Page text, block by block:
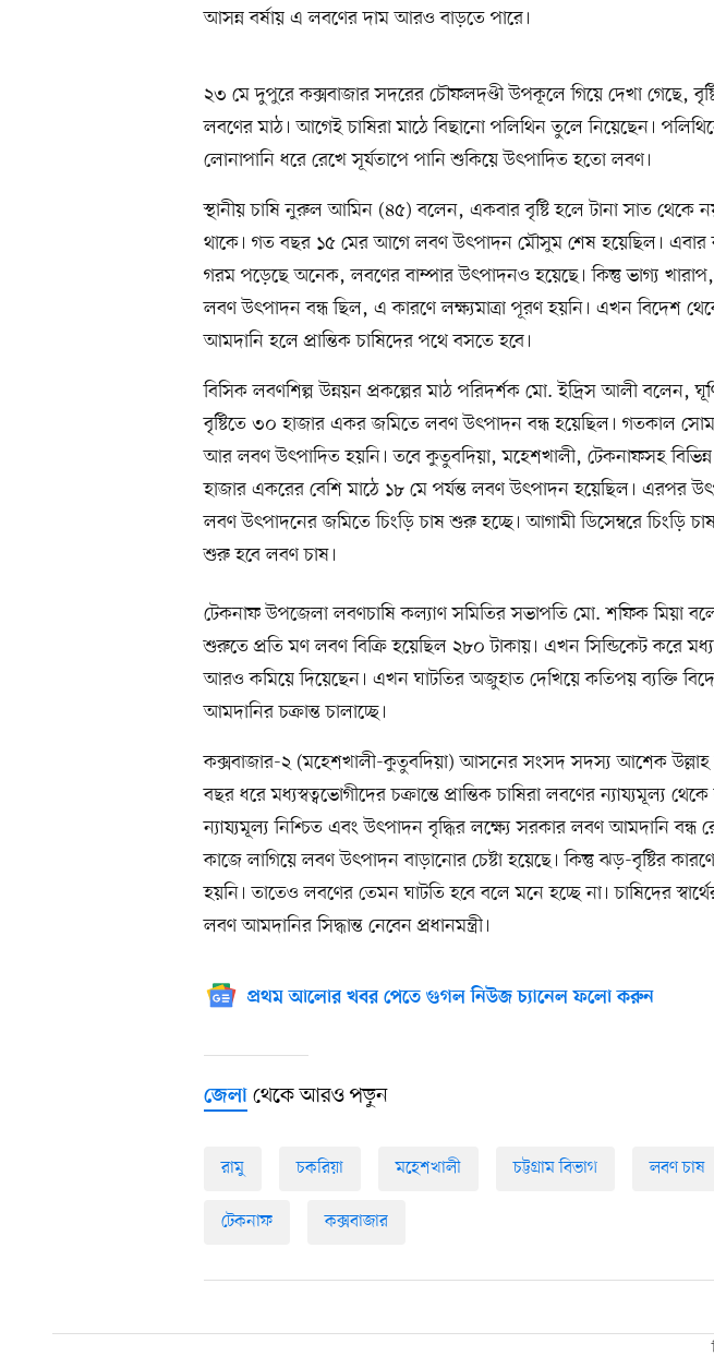
আসন্ন বর্ষায় এ লবণের দাম আরও বাড়তে পারে।
২৩ মে দুপুরে কক্সবাজার সদরের চৌফলদণ্ডী উপকূলে গিয়ে দেখা গেছে,
লবণের মাঠ। আগেই চাষিরা মাঠে বিছানো পলিথিন তুলে নিয়েছেন।
লোনাপানি ধরে রেখে সূর্যতাপে পানি শুকিয়ে উৎপাদিত হতো লবণ।
স্থানীয় চাষি নুরুল আমিন (৪৫) বলেন, একবার বৃষ্টি হলে টানা সাত থেকে
থাকে। গত বছর ১৫ মের আগে লবণ উৎপাদন মৌসুম শেষ হয়েছিল। এবার
গরম পড়েছে অনেক, লবণের বাম্পার উৎপাদনও হয়েছে। কিন্তু ভাগ্য
লবণ উৎপাদন বন্ধ ছিল, এ কারণে লক্ষ্যমাত্রা পূরণ হয়নি। এখন বিদেশ
আমদানি হলে প্রান্তিক চাষিদের পথে বসতে হবে।
বিসিক লবণশিল্প উন্নয়ন প্রকল্পের মাঠ পরিদর্শক মো. ইদ্রিস আলী বলেন,
বৃষ্টিতে ৩০ হাজার একর জমিতে লবণ উৎপাদন বন্ধ হয়েছিল। গতকাল
আর লবণ উৎপাদিত হয়নি। তবে কুতুবদিয়া, মহেশখালী, টেকনাফসহ
হাজার একরের বেশি মাঠে ১৮ মে পর্যন্ত লবণ উৎপাদন হয়েছিল। এরপর
লবণ উৎপাদনের জমিতে চিংড়ি চাষ শুরু হচ্ছে। আগামী ডিসেম্বরে চিংড়ি
শুরু হবে লবণ চাষ।
টেকনাফ উপজেলা লবণচাষি কল্যাণ সমিতির সভাপতি মো. শফিক মিয়া
শুরুতে প্রতি মণ লবণ বিক্রি হয়েছিল ২৮০ টাকায়। এখন সিন্ডিকেট করে
আরও কমিয়ে দিয়েছেন। এখন ঘাটতির অজুহাত দেখিয়ে কতিপয় ব্যক্তি
আমদানির চক্রান্ত চালাচ্ছে।
কক্সবাজার-২ (মহেশখালী-কুতুবদিয়া) আসনের সংসদ সদস্য আশেক
বছর ধরে মধ্যস্বত্বভোগীদের চক্রান্তে প্রান্তিক চাষিরা লবণের ন্যায্যমূল্য
ন্যায্যমূল্য নিশ্চিত এবং উৎপাদন বৃদ্ধির লক্ষ্যে সরকার লবণ আমদানি বন্ধ
কাজে লাগিয়ে লবণ উৎপাদন বাড়ানোর চেষ্টা হয়েছে। কিন্তু ঝড়-বৃষ্টির কারণে
হয়নি। তাতেও লবণের তেমন ঘাটতি হবে বলে মনে হচ্ছে না। চাষিদের
লবণ আমদানির সিদ্ধান্ত নেবেন প্রধানমন্ত্রী।
প্রথম আলোর খবর পেতে গুগল নিউজ চ্যানেল ফলো করুন
জেলা থেকে আরও পড়ুন
রামু চকরিয়া মহেশখালী চট্টগ্রাম বিভাগ লবণ চাষ
টেকনাফ কক্সবাজার